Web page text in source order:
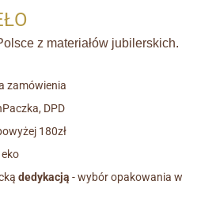
z materiałów jubilerskich.
zamówienia
DPD
180zł
dedykacją - wybór opakowania w